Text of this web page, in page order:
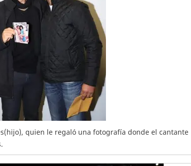
quien le regaló una fotografía donde el cantante